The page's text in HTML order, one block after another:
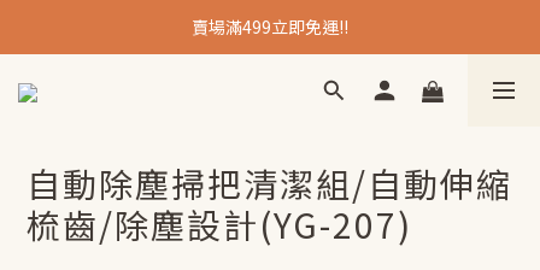
賣場滿499立即免運!!
自動除塵掃把清潔組/自動伸縮
梳齒/除塵設計(YG-207)